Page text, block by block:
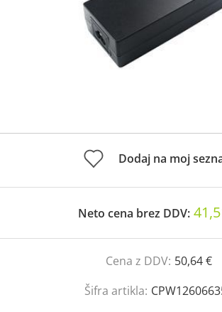
Dodaj na moj
Neto cena brez DDV:
Cena z DDV: 50,64 €
Šifra artikla: